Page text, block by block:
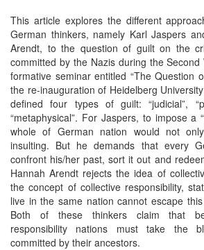
This article explores the different
German thinkers, namely Karl Jaspers
Arendt, to the question of guilt on the
committed by the Nazis during the Second
formative seminar entitled “The Question
the re-inauguration of Heidelberg
defined four types of guilt: “judicial”,
“metaphysical”. For Jaspers, to impose a
whole of German nation would not
insulting. But he demands that every
confront his/her past, sort it out and
Hannah Arendt rejects the idea of
the concept of collective responsibility,
live in the same nation cannot escape
Both of these thinkers claim that
responsibility nations must take the
committed by their ancestors.